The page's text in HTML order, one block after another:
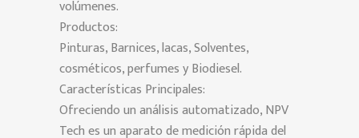
volúmenes.
Productos:
Pinturas, Barnices, lacas, Solventes,
cosméticos, perfumes y Biodiesel.
Características Principales:
Ofreciendo un análisis automatizado, NPV
Tech es un aparato de medición rápida del